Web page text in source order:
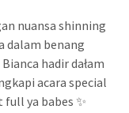
nuansa shinning
dalam benang
hadir dałam
acara special
ya babes ✨